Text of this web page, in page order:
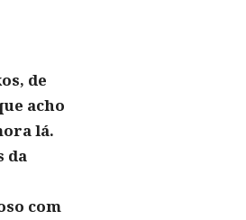
de
acho
lá.
da
com